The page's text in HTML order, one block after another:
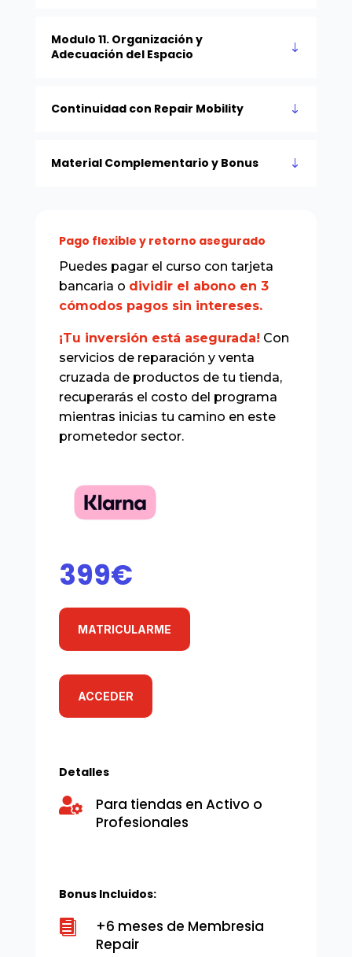
Modulo 11. Organización y
Adecuación del Espacio
Continuidad con Repair Mobility
Material Complementario y Bonus
Pago flexible y retorno asegurado
Puedes pagar el curso con tarjeta
bancaria o dividir el abono en 3
cómodos pagos sin intereses.
¡Tu inversión está asegurada! Con
servicios de reparación y venta
cruzada de productos de tu tienda,
recuperarás el costo del programa
mientras inicias tu camino en este
prometedor sector.
399€
MATRICULARME
ACCEDER
Detalles

Para tiendas en Activo o
Profesionales
Bonus Incluidos:

+6 meses de Membresia
Repair